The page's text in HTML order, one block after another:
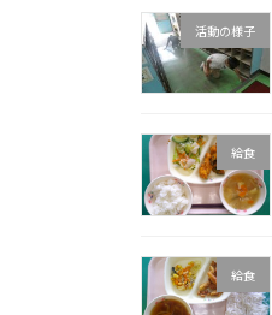
活動の様子
給食
給食